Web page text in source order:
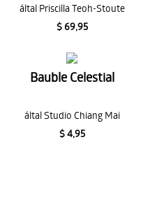
által Priscilla Teoh-Stoute
$ 69,95
Bauble Celestial
által Studio Chiang Mai
$ 4,95